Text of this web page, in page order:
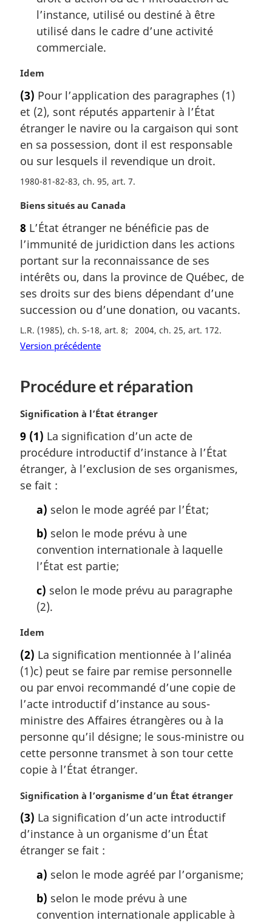
l’instance, utilisé ou destiné à être
utilisé dans le cadre d’une activité
commerciale.
N
t
e
m
a
g
i
a
e
:
Idem
(3) Pour l’application des paragraphes (1)
et (2), sont réputés appartenir à l’État
étranger le navire ou la cargaison qui sont
en sa possession, dont il est responsable
ou sur lesquels il revendique un droit.
1980-81-82-83, ch. 95, art. 7
N
t
e
m
a
g
i
n
l
:
Biens situés au Canada
8 L’État étranger ne bénéficie pas de
l’immunité de juridiction dans les actions
portant sur la reconnaissance de ses
intérêts ou, dans la province de Québec, de
ses droits sur des biens dépendant d’une
succession ou d’une donation, ou vacants.
L.R. (1985), ch. S-18, art. 8 2004, ch. 25, art. 172
Version précédente
Procédure et réparation
N
t
e
m
a
Signification à l’État étranger
9 (1) La signification d’un acte de
procédure introductif d’instance à l’État
étranger, à l’exclusion de ses organismes,
se fait :
a) selon le mode agréé par l’État;
b) selon le mode prévu à une
convention internationale à laquelle
l’État est partie;
c) selon le mode prévu au paragraphe
(2).
N
t
e
m
a
g
i
n
a
e
Idem
(2) La signification mentionnée à l’alinéa
(1)c) peut se faire par remise personnelle
ou par envoi recommandé d’une copie de
l’acte introductif d’instance au sous-
ministre des Affaires étrangères ou à la
personne qu’il désigne; le sous-ministre ou
cette personne transmet à son tour cette
copie à l’État étranger.
N
t
e
m
Signification à l’organisme d’un État étranger
(3) La signification d’un acte introductif
d’instance à un organisme d’un État
étranger se fait :
a) selon le mode agréé par l’organisme;
b) selon le mode prévu à une
convention internationale applicable à